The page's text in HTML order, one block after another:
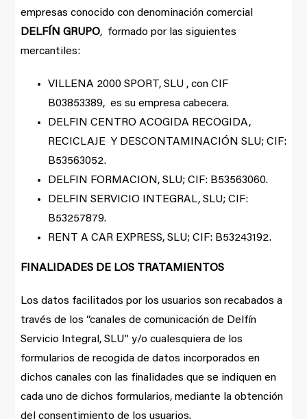
empresas conocido con denominación comercial
DELFÍN GRUPO, formado por las siguientes
mercantiles:
VILLENA 2000 SPORT, SLU , con CIF
B03853389, es su empresa cabecera.
DELFIN CENTRO ACOGIDA RECOGIDA,
RECICLAJE Y DESCONTAMINACIÓN SLU; CIF:
B53563052.
DELFIN FORMACION, SLU; CIF: B53563060.
DELFIN SERVICIO INTEGRAL, SLU; CIF:
B53257879.
RENT A CAR EXPRESS, SLU; CIF: B53243192.
FINALIDADES DE LOS TRATAMIENTOS
Los datos facilitados por los usuarios son recabados a
través de los “canales de comunicación de Delfín
Servicio Integral, SLU” y/o cualesquiera de los
formularios de recogida de datos incorporados en
dichos canales con las finalidades que se indiquen en
cada uno de dichos formularios, mediante la obtención
del consentimiento de los usuarios.